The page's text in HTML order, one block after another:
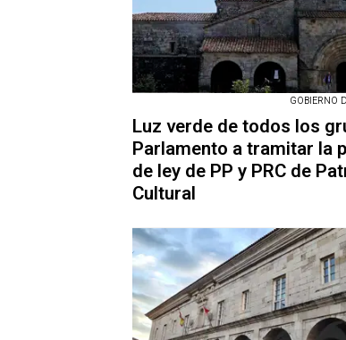
GOBIERNO
Luz verde de todos los
Parlamento a tramitar la
de ley de PP y PRC de
Cultural